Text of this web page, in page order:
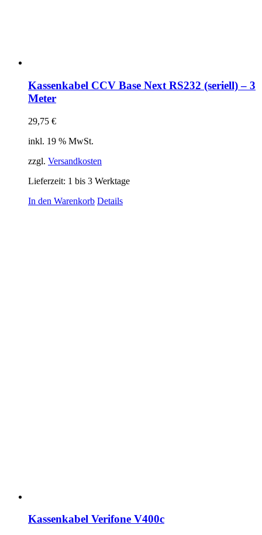
Kassenkabel CCV Base Next RS232 (seriell) – 3
Meter
29,75 €
inkl. 19 % MwSt.
zzgl. Versandkosten
Lieferzeit: 1 bis 3 Werktage
In den Warenkorb Details
Kassenkabel Verifone V400c